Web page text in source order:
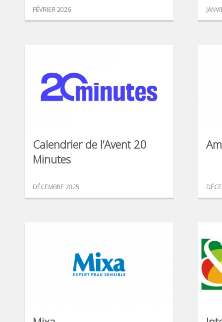
FÉVRIER 2026
Calendrier de l’Avent 20
Minutes
DÉCEMBRE 2025